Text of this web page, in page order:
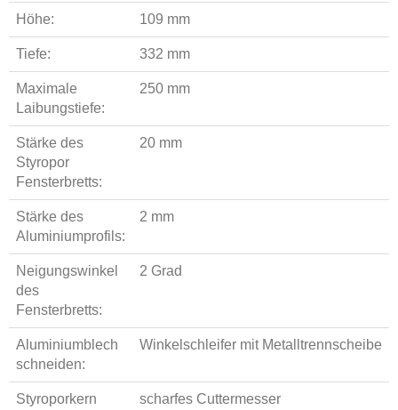
Höhe: 109 mm
Tiefe: 332 mm
Maximale
Laibungstiefe:
250 mm
Stärke des
Styropor
Fensterbretts:
20 mm
Stärke des
Aluminiumprofils:
2 mm
Neigungswinkel
des
Fensterbretts:
2 Grad
Aluminiumblech
schneiden:
Winkelschleifer mit Metalltrennscheibe
Styroporkern
scharfes Cuttermesser